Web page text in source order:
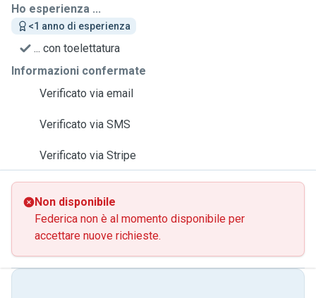
Ho esperienza ...
<1 anno di esperienza
... con toelettatura
Informazioni confermate
Verificato via email
Verificato via SMS
Verificato via Stripe
Non disponibile
Federica non è al momento disponibile per
accettare nuove richieste.